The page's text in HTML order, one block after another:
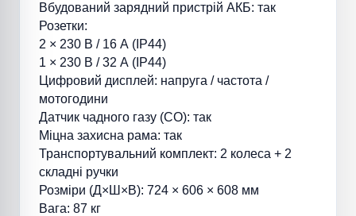
Вбудований зарядний пристрій АКБ: так
Розетки:
2 × 230 В / 16 А (IP44)
1 × 230 В / 32 А (IP44)
Цифровий дисплей: напруга / частота /
мотогодини
Датчик чадного газу (CO): так
Міцна захисна рама: так
Транспортувальний комплект: 2 колеса + 2
складні ручки
Розміри (Д×Ш×В): 724 × 606 × 608 мм
Вага: 87 кг